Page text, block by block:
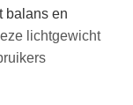
balans en
lichtgewicht